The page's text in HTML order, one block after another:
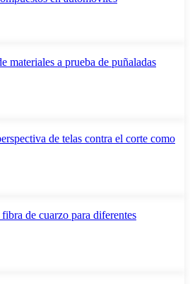
materiales a prueba de puñaladas
de telas contra el corte como
de cuarzo para diferentes